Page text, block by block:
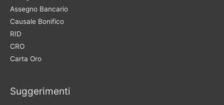
Assegno Bancario
Causale Bonifico
RID
CRO
Carta Oro
Suggerimenti